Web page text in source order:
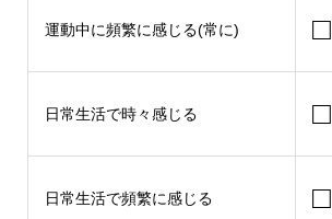
運動中に頻繁に感じる(常に) □
日常生活で時々感じる □
日常生活で頻繁に感じる □